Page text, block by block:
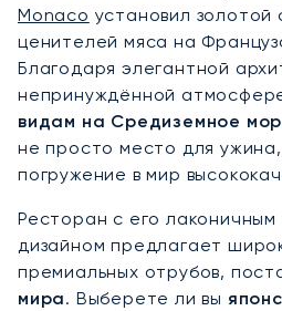
Monaco установил золотой
ценителей мяса на
Благодаря элегантной
непринуждённой
видам на Средиземное
не просто место для
погружение в мир
Ресторан с его
дизайном предлагает
премиальных отрубов,
мира. Выберете ли вы